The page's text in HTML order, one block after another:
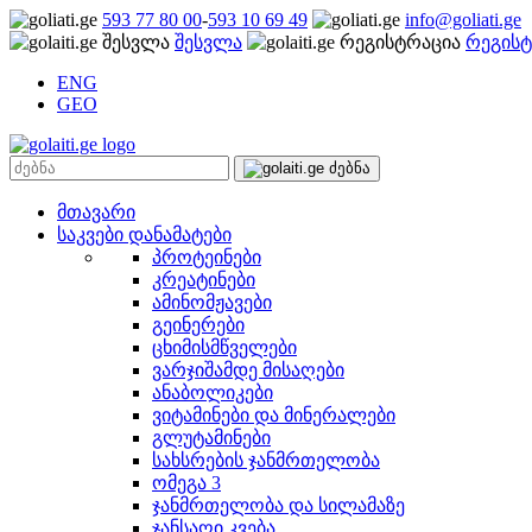
593 77 80 00-593 10 69 49
info@goliati.ge
შესვლა
ENG
GEO
მთავარი
საკვები დანამატები
პროტეინები
კრეატინები
ამინომჟავები
გეინერები
ცხიმისმწველები
ვარჯიშამდე მისაღები
ანაბოლიკები
ვიტამინები და მინერალები
გლუტამინები
სახსრების ჯანმრთელობა
ომეგა 3
ჯანმრთელობა და სილამაზე
ჯანსაღი კვება